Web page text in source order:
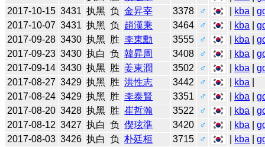
2017-10-15 3431 执黑 负 金昇宰 3378 ♂ kba |
2017-10-07 3431 执黑 负 趙漢乘 3464 ♂ kba |
2017-09-28 3430 执黑 胜 李東勳 3555 ♂ kba |
2017-09-23 3430 执白 负 韓昇周 3408 ♂ kba |
2017-09-14 3430 执黑 胜 姜東潤 3502 ♂ kba |
2017-08-27 3429 执黑 胜 洪性志 3442 ♂ kba
2017-08-24 3429 执黑 胜 李泰賢 3351 ♂ kba |
2017-08-20 3428 执黑 胜 崔哲瀚 3522 ♂ kba |
2017-08-12 3427 执白 负 偰玹準 3420 ♂ kba |
2017-08-03 3426 执白 负 朴廷桓 3715 ♂ kba |